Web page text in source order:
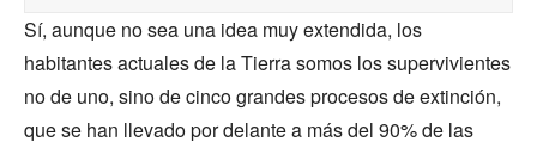
Sí, aunque no sea una idea muy extendida, los
habitantes actuales de la Tierra somos los supervivientes
no de uno, sino de cinco grandes procesos de extinción,
que se han llevado por delante a más del 90% de las